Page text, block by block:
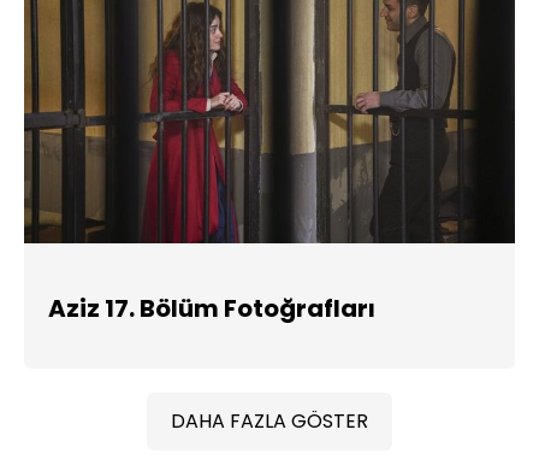
Aziz 17. Bölüm Fotoğrafları
DAHA FAZLA GÖSTER